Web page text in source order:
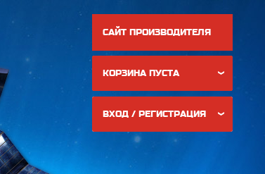
САЙТ ПРОИЗВОДИТЕЛЯ
КОРЗИНА ПУСТА
ВХОД / РЕГИСТРАЦИЯ